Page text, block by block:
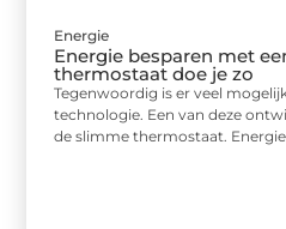
Energie
Energie besparen met
thermostaat doe je zo
Tegenwoordig is er veel
technologie. Een van deze
de slimme thermostaat. Energie